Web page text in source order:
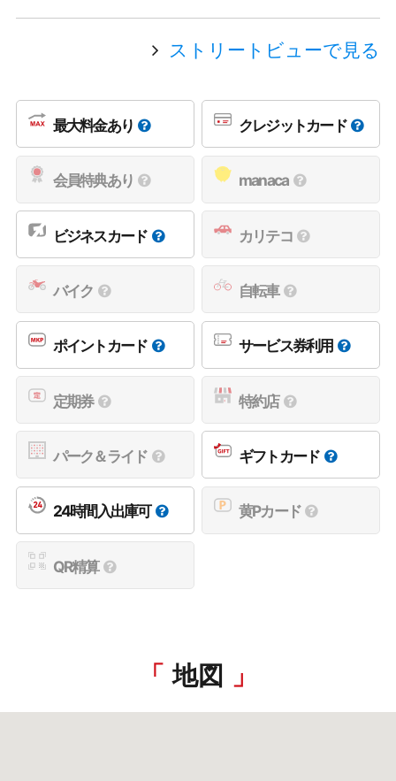
ストリートビューで見る
最大料金あり クレジットカード
会員特典あり manaca
ビジネスカード カリテコ
バイク 自転車
ポイントカード サービス券利用
定期券 特約店
パーク＆ライド ギフトカード
24時間入出庫可 黄Pカード
QR精算
地図